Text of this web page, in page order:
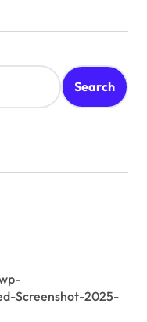
Screenshot-2025-